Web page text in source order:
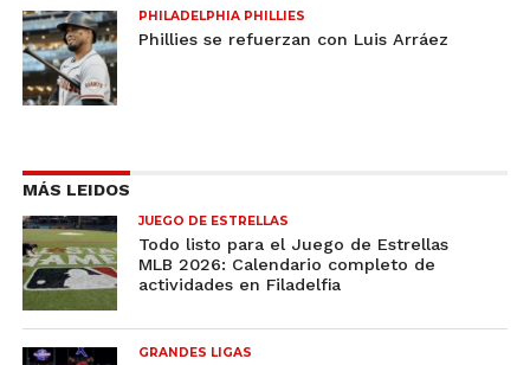
PHILADELPHIA PHILLIES
Phillies se refuerzan con Luis Arráez
MÁS LEIDOS
JUEGO DE ESTRELLAS
Todo listo para el Juego de Estrellas
MLB 2026: Calendario completo de
actividades en Filadelfia
GRANDES LIGAS